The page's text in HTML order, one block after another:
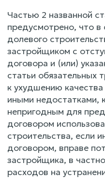
Частью 2 названной
предусмотрено, что в
долевого
застройщиком с
договора и (или)
статьи обязательных
к ухудшению
иными недостатками,
непригодным для
договором
строительства, если
договором, вправе
застройщика, в
расходов на